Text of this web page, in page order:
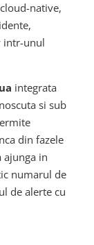
native,
intr-unul
integrata
si sub
din fazele
ajunga in
numarul de
de alerte cu